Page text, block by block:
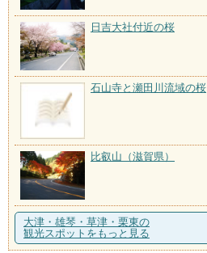
日吉大社付近の桜
石山寺と瀬田川流域の桜
比叡山（滋賀県）
大津・雄琴・草津・栗東の
観光スポットをもっと見る